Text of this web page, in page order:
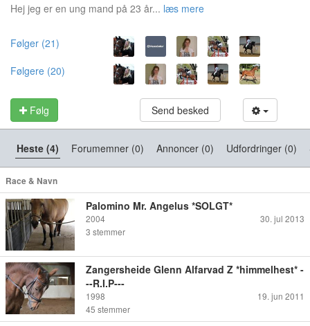
Hej jeg er en ung mand på 23 år... læs mere
Følger (21)
Følgere (20)
Følg Send besked
Heste (4) Forumemner (0) Annoncer (0) Udfordringer (0)
Race & Navn
Palomino Mr. Angelus *SOLGT*
2004
30. jul 2013
3 stemmer
Zangersheide Glenn Alfarvad Z *himmelhest* -
--R.I.P---
1998
19. jun 2011
45 stemmer